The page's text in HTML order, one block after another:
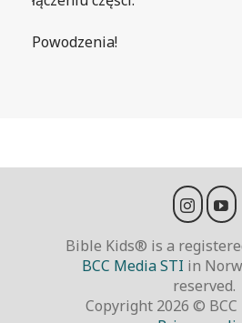
Powodzenia!
Bible Kids® is a
BCC Media STI in
reserved.
Copyright 2026 ©